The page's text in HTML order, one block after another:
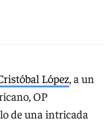
López, a un
OP
de una intricada